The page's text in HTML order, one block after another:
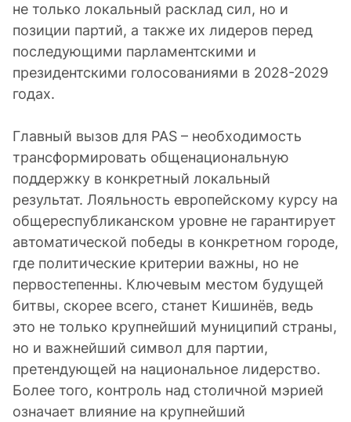
не только локальный расклад сил, но и
позиции партий, а также их лидеров перед
последующими парламентскими и
президентскими голосованиями в 2028-2029
годах.
Главный вызов для PAS – необходимость
трансформировать общенациональную
поддержку в конкретный локальный
результат. Лояльность европейскому курсу на
общереспубликанском уровне не гарантирует
автоматической победы в конкретном городе,
где политические критерии важны, но не
первостепенны. Ключевым местом будущей
битвы, скорее всего, станет Кишинёв, ведь
это не только крупнейший муниципий страны,
но и важнейший символ для партии,
претендующей на национальное лидерство.
Более того, контроль над столичной мэрией
означает влияние на крупнейший